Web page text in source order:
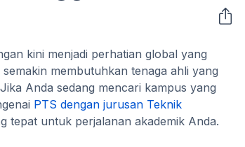
kini menjadi perhatian global yang
membutuhkan tenaga ahli yang
Anda sedang mencari kampus yang
PTS dengan jurusan Teknik
tepat untuk perjalanan akademik Anda.